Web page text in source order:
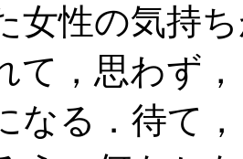
女性の気持
て，思わず
なる．待て